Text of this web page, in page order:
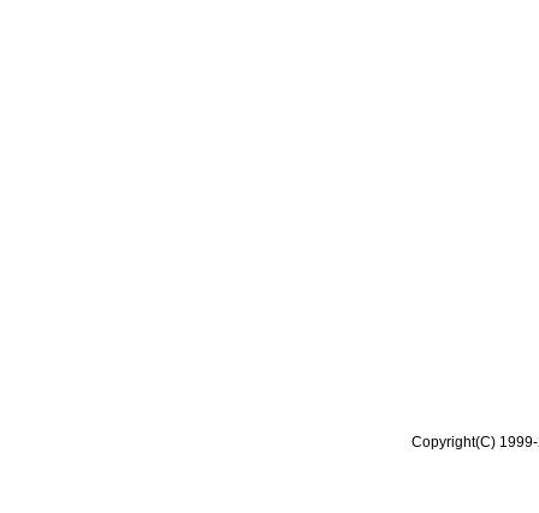
Copyright(C)